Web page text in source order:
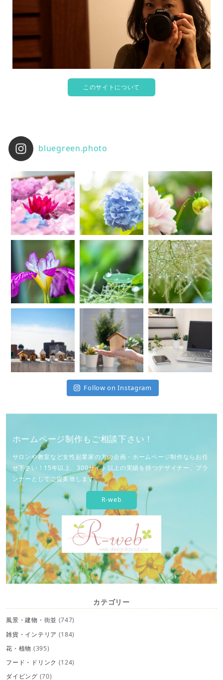
このサイトについて
bluegreen.photo
Follow on Instagram
ホームページ制作もご相談下さい！
サロンや教室など女性起業家の方の企画・ホームページ制作ならお任
せ下さい！15年以上、300サイト以上の実績を持つデザイナー、プラ
ンナーとしてご提案致します。
R-web
カテゴリー
風景・建物・街並 (747)
雑貨・インテリア (184)
花・植物 (395)
フード・ドリンク (124)
ダイビング (70)